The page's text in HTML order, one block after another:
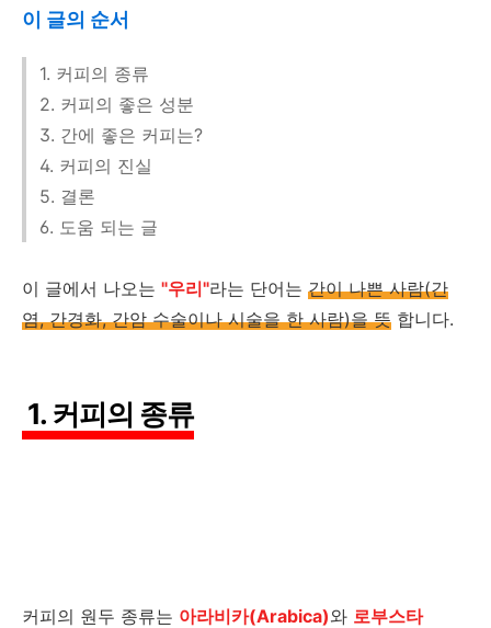
이 글의 순서
1. 커피의 종류
2. 커피의 좋은 성분
3. 간에 좋은 커피는?
4. 커피의 진실
5. 결론
6. 도움 되는 글
이 글에서 나오는 "우리"라는 단어는 간이 나쁜 사람(간
염, 간경화, 간암 수술이나 시술을 한 사람)을 뜻 합니다.
1. 커피의 종류
커피의 원두 종류는 아라비카(Arabica)와 로부스타